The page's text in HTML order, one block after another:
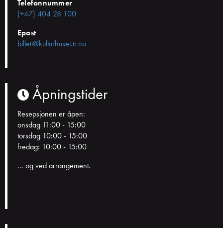
Telefonnummer
(+47) 404 28 100
Epost
billett@kulturhuset.tr.no
Åpningstider
Resepsjonen er åpen:
onsdag 11:00 - 15:00
torsdag 10:00 - 15:00
fredag: 10:00 - 15:00
... og ved arrangement.